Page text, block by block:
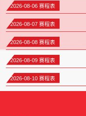
2026-08-06 赛程表
2026-08-07 赛程表
2026-08-08 赛程表
2026-08-09 赛程表
2026-08-10 赛程表